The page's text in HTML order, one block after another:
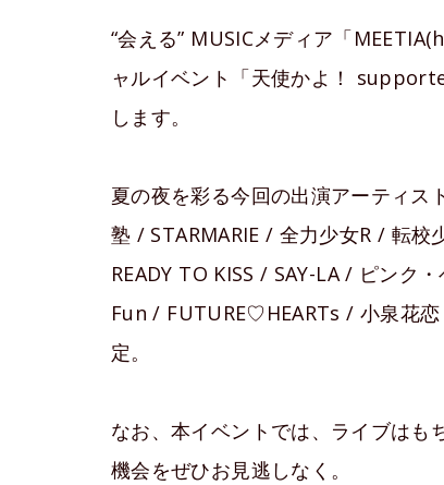
“会える” MUSICメディア「
ャルイベント「天使かよ！
します。
夏の夜を彩る今回の出演アーティ
塾 / STARMARIE / 全力少女R / 転
READY TO KISS / SAY-LA / ピンク
Fun / FUTURE♡HEARTs / 小泉花
定。
なお、本イベントでは、ライブはも
機会をぜひお見逃しなく。